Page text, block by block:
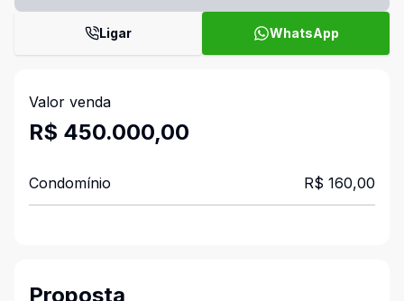
Ligar WhatsApp
Valor venda
R$ 450.000,00
Condomínio R$ 160,00
Proposta